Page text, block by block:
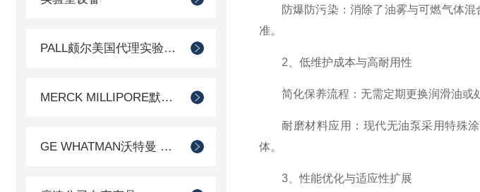
PALL颇尔美国代理实验室过滤产品
MERCK MILLIPORE默克密理博产品
GE WHATMAN沃特曼 过滤产品代理
防爆防污染：消除了油雾与可燃气体混
准。
2、低维护成本与高耐用性
简化保养流程：无需定期更换润滑油或
耐磨材料应用：现代无油泵采用特殊涂
体。
3、性能优化与适应性扩展